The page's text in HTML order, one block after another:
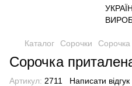
Каталог Сорочки Сорочка
Сорочка
Артикул: 2711 Написати відгук